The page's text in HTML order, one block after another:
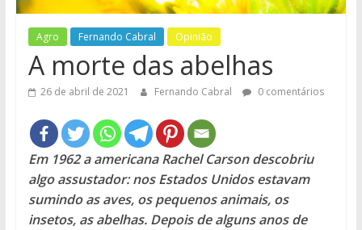
Agro Fernando Cabral Opinião
A morte das abelhas
26 de abril de 2021 Fernando Cabral 0 comentários
Em 1962 a americana Rachel Carson descobriu
algo assustador: nos Estados Unidos estavam
sumindo as aves, os pequenos animais, os
insetos, as abelhas. Depois de alguns anos de